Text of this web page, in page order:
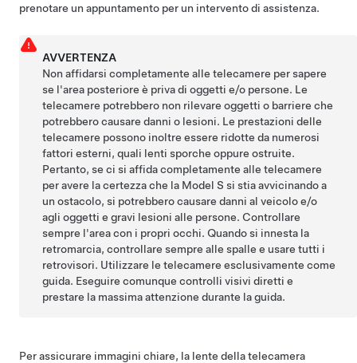
prenotare un appuntamento per un intervento di assistenza.
AVVERTENZA
Non affidarsi completamentealle telecamere per sapere
se l'area posteriore è priva di oggetti e/o persone. Le
telecamere potrebbero non rilevare oggetti o barriere che
potrebbero causare danni o lesioni. Le prestazionidelle
telecamere possono inoltre essere ridotte da numerosi
fattori esterni, quali lenti sporche oppure ostruite.
Pertanto, se ci si affida completamentealle telecamere
per avere la certezza che la Model S si stia avvicinando a
un ostacolo, si potrebbero causare danni al veicolo e/o
agli oggetti e gravi lesioni alle persone. Controllare
sempre l'area con i propri occhi. Quando si innesta la
retromarcia, controllare sempre alle spalle e usare tutti i
retrovisori. Utilizzare le telecamere esclusivamente come
guida. Eseguire comunque controlli visivi diretti e
prestare la massima attenzione durante la guida.
Per assicurare immagini chiare, la lente della telecamera